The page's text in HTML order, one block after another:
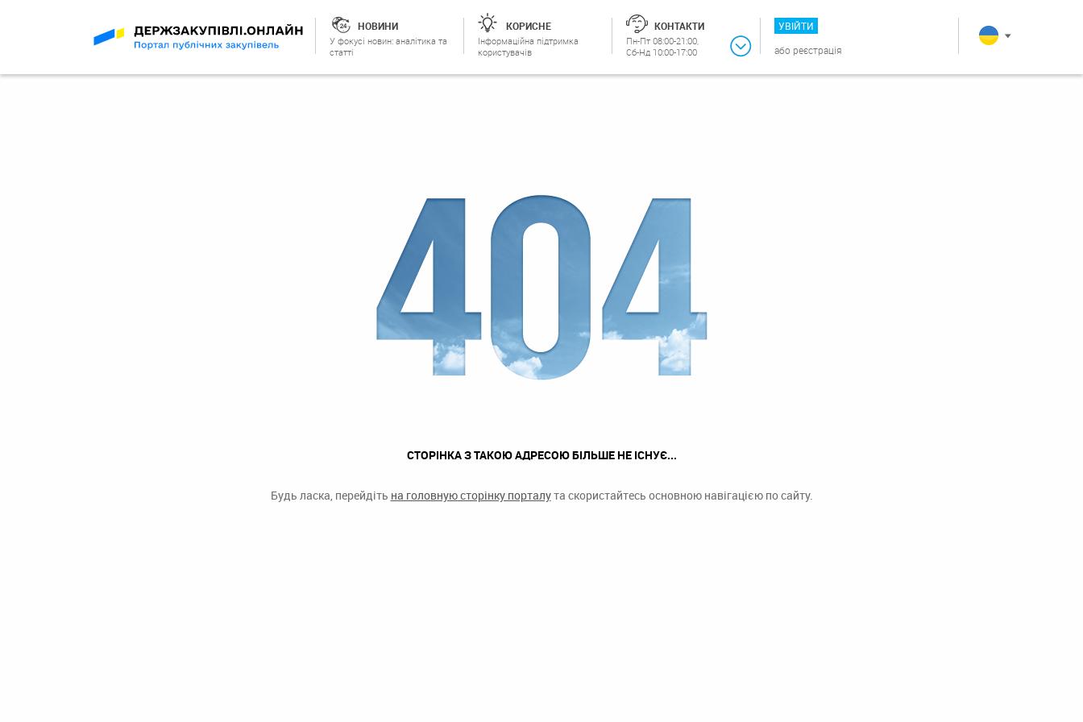
НОВИНИ
У фокусі новин: аналітика та
статті
КОРИСНЕ
Інформаційна підтримка
користувачів
КОНТАКТИ
Пн-Пт 08:00-21:00,
Сб-Нд 10:00-17:00
УВІЙТИ
або реєстрація
СТОРІНКА З ТАКОЮ АДРЕСОЮ БІЛЬШЕ НЕ ІСНУЄ...
Будь ласка, перейдіть на головную сторінку порталута скористайтесь основною навігацією по сайту.